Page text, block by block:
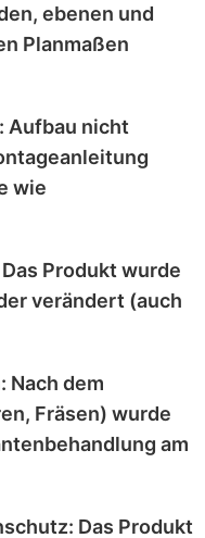
ebenen und
Planmaßen
Aufbau nicht
wie
Das Produkt wurde
verändert (auch
Nach dem
Fräsen) wurde
am
Das Produkt